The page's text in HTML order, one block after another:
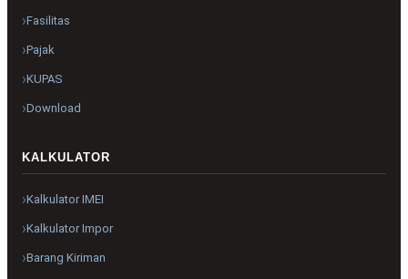
Fasilitas
Pajak
KUPAS
Download
KALKULATOR
Kalkulator IMEI
Kalkulator Impor
Barang Kiriman